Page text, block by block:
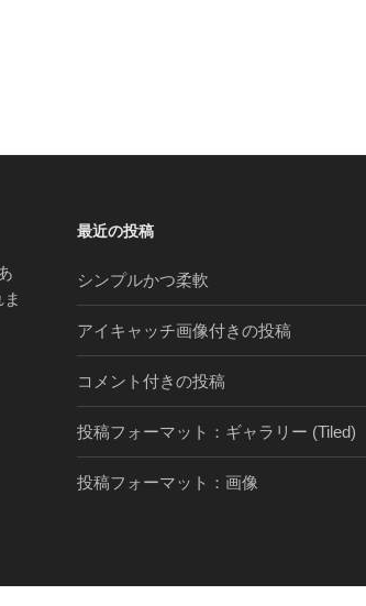
最近の投稿
シンプルかつ柔軟
アイキャッチ画像付きの投稿
コメント付きの投稿
投稿フォーマット：ギャラリー (Tiled)
投稿フォーマット：画像